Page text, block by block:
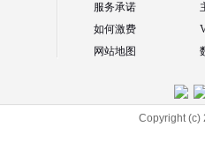
服务承诺
如何激费
网站地图
Copyright (c)